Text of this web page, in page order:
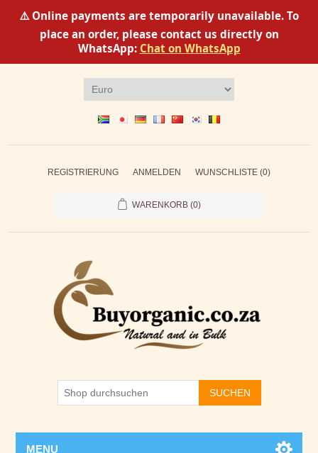
⚠️ Online payments are temporarily unavailable. To
place an order, please contact us directly on
WhatsApp: Chat on WhatsApp
REGISTRIERUNG ANMELDEN WUNSCHLISTE (0)
WARENKORB (0)
SUCHEN
MENU